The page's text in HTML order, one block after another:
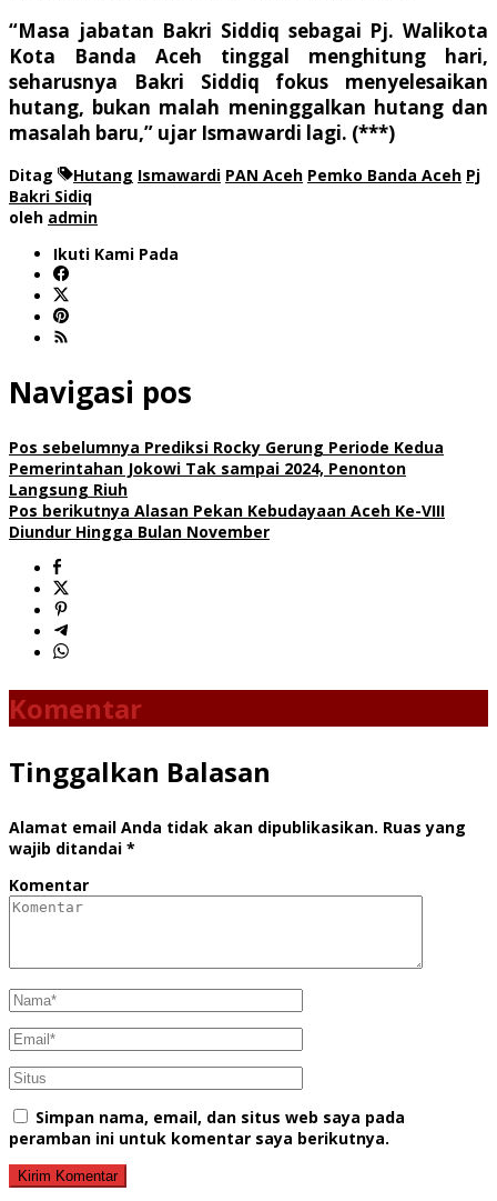
“Masa jabatan Bakri Siddiq sebagai Pj. Walikota
Kota Banda Aceh tinggal menghitung hari,
seharusnya Bakri Siddiq fokus menyelesaikan
hutang, bukan malah meninggalkan hutang dan
masalah baru,” ujar Ismawardi lagi. (***)
Ditag Hutang Ismawardi PAN Aceh Pemko Banda Aceh Pj
Bakri Sidiq
oleh admin
Ikuti Kami Pada
Navigasi pos
Pos sebelumnya Prediksi Rocky Gerung Periode Kedua
Pemerintahan Jokowi Tak sampai 2024, Penonton
Langsung Riuh
Pos berikutnya Alasan Pekan Kebudayaan Aceh Ke-VIII
Diundur Hingga Bulan November
Komentar
Tinggalkan Balasan
Alamat email Anda tidak akan dipublikasikan. Ruas yang
wajib ditandai *
Komentar
Simpan nama, email, dan situs web saya pada
peramban ini untuk komentar saya berikutnya.